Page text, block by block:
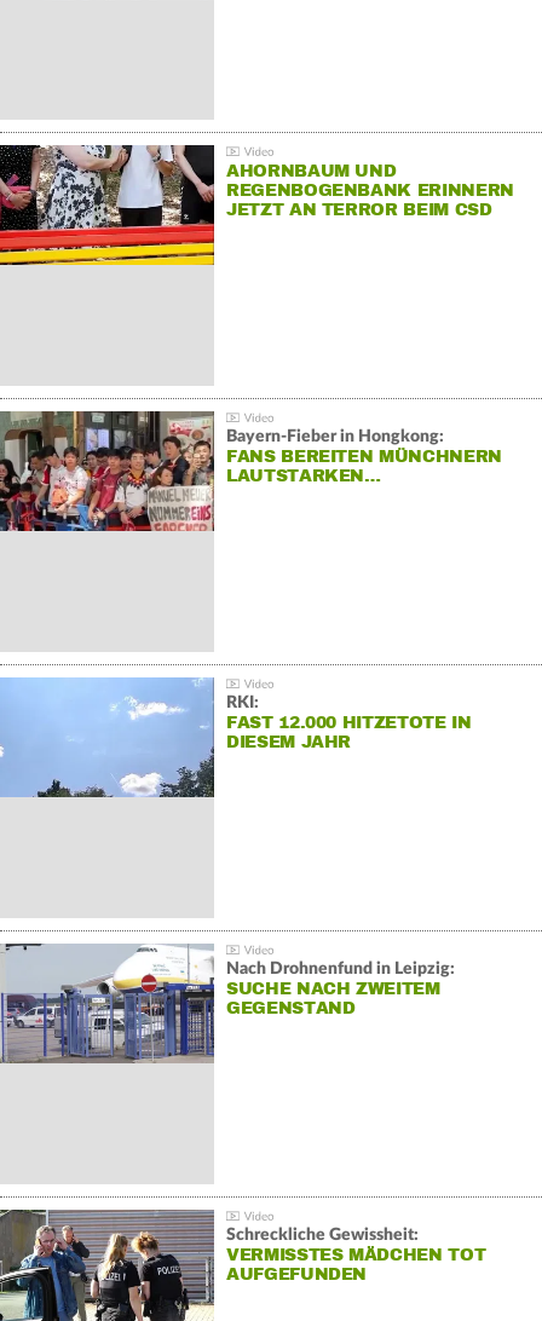
AHORNBAUM UND
REGENBOGENBANK ERINNERN
JETZT AN TERROR BEIM CSD
Bayern-Fieber in Hongkong:
FANS BEREITEN MÜNCHNERN
LAUTSTARKEN…
RKI:
FAST 12.000 HITZETOTE IN
DIESEM JAHR
Nach Drohnenfund in Leipzig:
SUCHE NACH ZWEITEM
GEGENSTAND
Schreckliche Gewissheit:
VERMISSTES MÄDCHEN TOT
AUFGEFUNDEN